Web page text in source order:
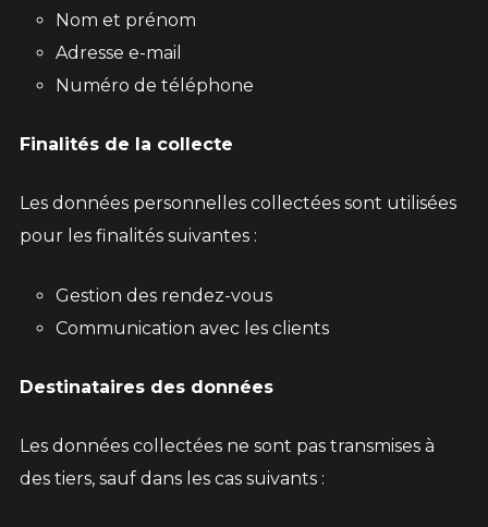
Nom et prénom
Adresse e-mail
Numéro de téléphone
Finalités de la collecte
Les données personnelles collectées sont utilisées
pour les finalités suivantes :
Gestion des rendez-vous
Communication avec les clients
Destinataires des données
Les données collectées ne sont pas transmises à
des tiers, sauf dans les cas suivants :